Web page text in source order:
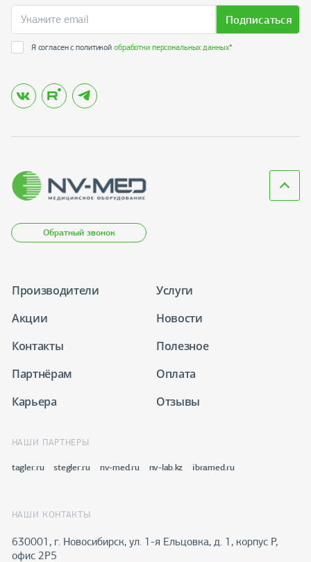
Подписаться
Я согласен с политикойобработки персональных данных*
Обратный звонок
Производители
Услуги
Акции
Новости
Контакты
Полезное
Партнёрам
Оплата
Карьера
Отзывы
НАШИ ПАРТНЕРЫ
tagler.ru stegler.ru nv-med.ru nv-lab.kz ibramed.ru
НАШИ КОНТАКТЫ
630001, г. Новосибирск, ул. 1-я Ельцовка, д. 1, корпус Р,
офис 2Р5